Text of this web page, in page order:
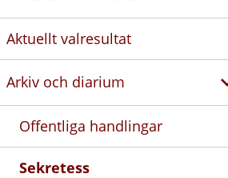
Aktuellt valresultat
Arkiv och diarium
Offentliga handlingar
Sekretess